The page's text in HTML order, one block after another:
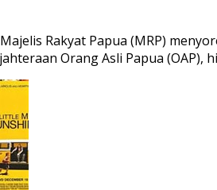
Majelis Rakyat Papua (MRP)
Orang Asli Papua (OAP),